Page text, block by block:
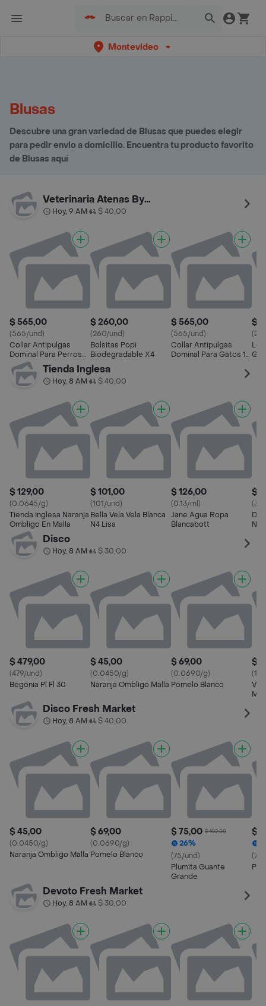
Montevideo
Blusas
Descubre una gran variedad de Blusas que puedes elegir
para pedir envio a domicilio. Encuentra tu producto favorito
de Blusas aquí
Veterinaria Atenas By Palermo
Hoy, 9 AM• $ 40,00
$ 565,00
(565/und)
Collar Antipulgas
Dominal Para Perros
Medianos 1 U
$ 260,00
(260/und)
Bolsitas Popi
Biodegradable X4
$ 565,00
(565/und)
Collar Antipulgas
Dominal Para Gatos 1
$
Tienda Inglesa
Hoy, 8 AM• $ 40,00
$ 129,00
(0.0645/g)
Tienda Inglesa Naranja
Ombligo En Malla
$ 101,00
(101/und)
Bella Vela Vela Blanca
N4 Lisa
$ 126,00
(0.13/ml)
Jane Agua Ropa
Blancabott
$
Disco
Hoy, 8 AM• $ 30,00
$ 479,00
(479/und)
Begonia Pl Fl 30
$ 45,00
(0.0450/g)
Naranja Ombligo Malla
$ 69,00
(0.0690/g)
Pomelo Blanco
$
Disco Fresh Market
Hoy, 8 AM• $ 40,00
$ 45,00
(0.0450/g)
Naranja Ombligo Malla
$ 69,00
(0.0690/g)
Pomelo Blanco
$ 75,00 $ 102,00
26%
(75/und)
Plumita Guante
Grande
$
Devoto Fresh Market
Hoy, 8 AM• $ 30,00